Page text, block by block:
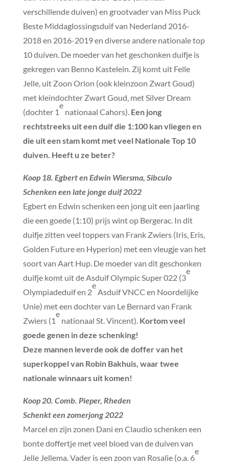
verschillende duiven) en grootvader van Miss Puck
Beste Middaglossingsduif van Nederland 2016-
2018 en 2016-2019 en diverse andere nationale top
10 duiven. De moeder van het geschonken duifje is
gekregen van Benno Kastelein. Zij komt uit Felle
Jelle, uit Zoon Orion (ook kleinzoon Zwart Goud)
met kleindochter Zwart Goud, met Silver Dream
(dochter 1
e
nationaal Cahors). Een jong
rechtstreeks uit een duif die 1:100 kan vliegen en
die uit een stam komt met veel Nationale Top 10
duiven. Heeft u ze beter?
Koop 18. Egbert en Edwin Wiersma, Sibculo
Schenken een late jonge duif 2022
Egbert en Edwin schenken een jong uit een jaarling
die een goede (1:10) prijs wint op Bergerac. In dit
duifje zitten veel toppers van Frank Zwiers (Iris, Eris,
Golden Future en Hyperion) met een vleugje van het
soort van Aart Hup. De moeder van dit geschonken
duifje komt uit de Asduif Olympic Super 022 (3
e
Olympiadeduif en 2
e
Asduif VNCC en Noordelijke
Unie) met een dochter van Le Bernard van Frank
Zwiers (1
e
nationaal St. Vincent). Kortom veel
goede genen in deze schenking!
Deze mannen leverde ook de doffer van het
superkoppel van Robin Bakhuis, waar twee
nationale winnaars uit komen!
Koop 20. Comb. Pieper, Rheden
Schenkt een zomerjong 2022
Marcel en zijn zonen Dani en Claudio schenken een
bonte doffertje met veel bloed van de duiven van
Jelle Jellema. Vader is een zoon van Rosalie (o.a. 6
e